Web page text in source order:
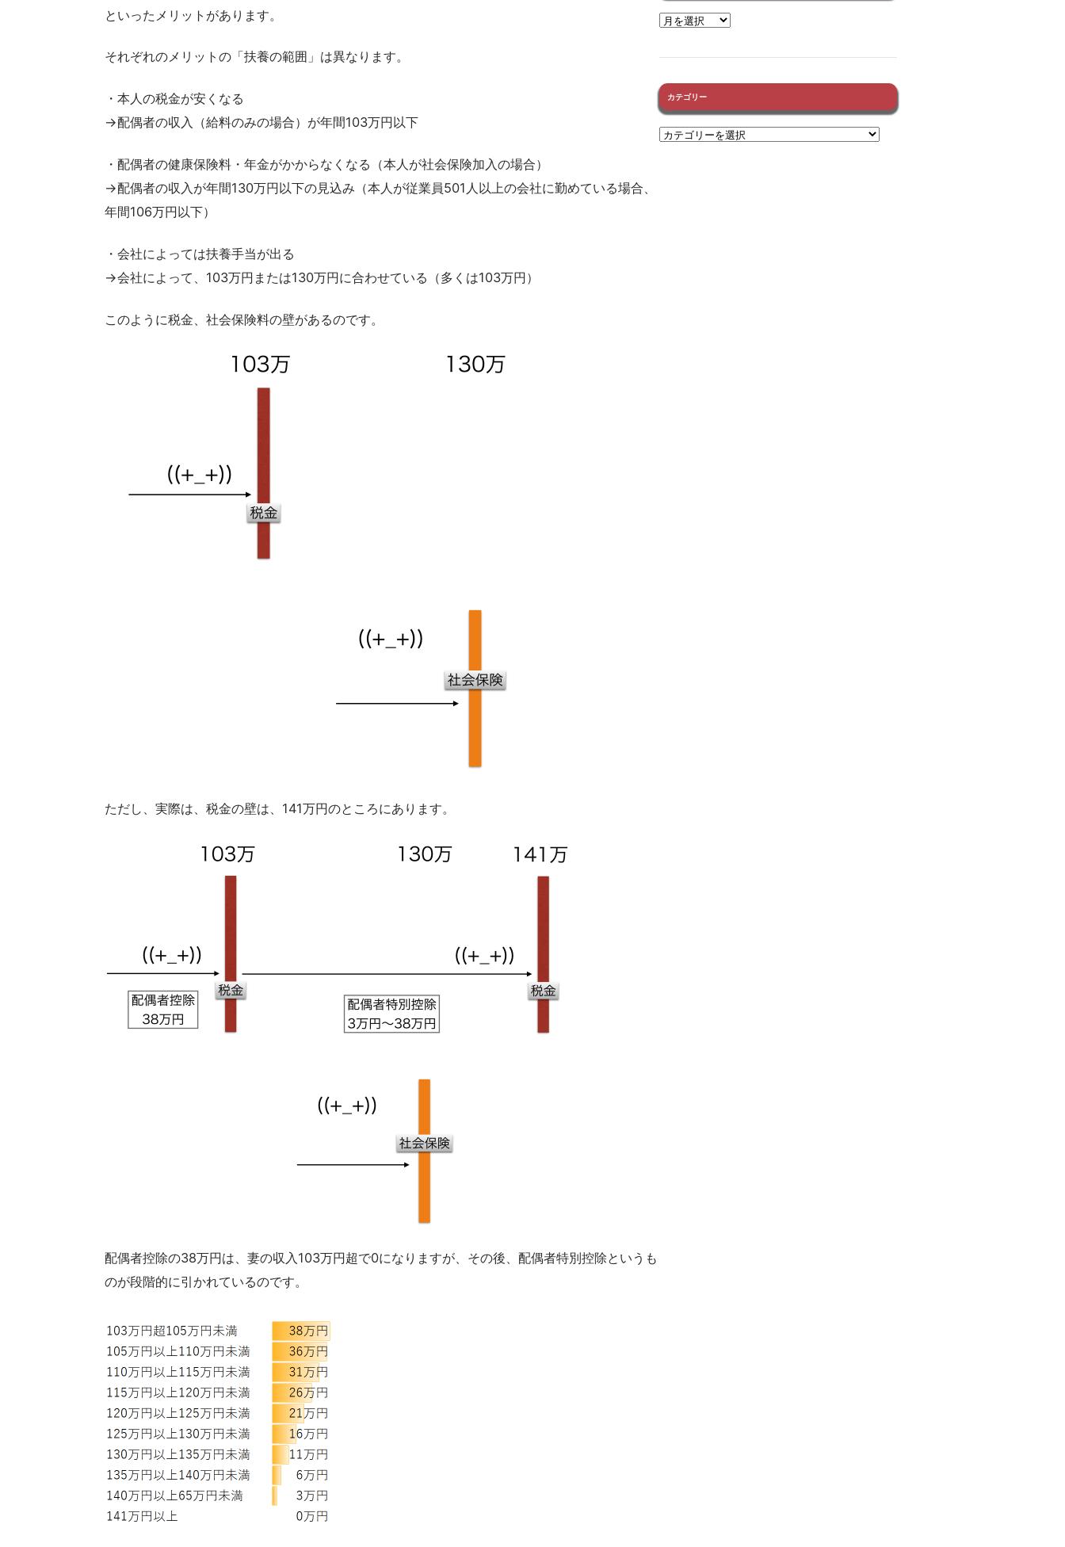
といったメリットがあります。
それぞれのメリットの「扶養の範囲」は異なります。
・本人の税金が安くなる
→配偶者の収入（給料のみの場合）が年間103万円以下
・配偶者の健康保険料・年金がかからなくなる（本人が社会保険加入の場合）
→配偶者の収入が年間130万円以下の見込み（本人が従業員501人以上の会社に勤めている場合、
年間106万円以下）
・会社によっては扶養手当が出る
→会社によって、103万円または130万円に合わせている（多くは103万円）
このように税金、社会保険料の壁があるのです。
ただし、実際は、税金の壁は、141万円のところにあります。
配偶者控除の38万円は、妻の収入103万円超で0になりますが、その後、配偶者特別控除というも
のが段階的に引かれているのです。
カテゴリー